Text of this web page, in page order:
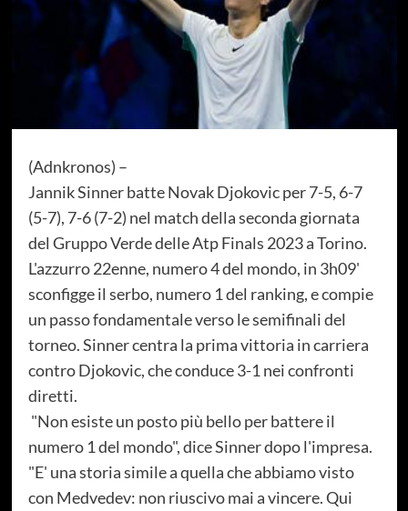
(Adnkronos) –
Jannik Sinner batte Novak Djokovic per 7-5, 6-7
(5-7), 7-6 (7-2) nel match della seconda giornata
del Gruppo Verde delle Atp Finals 2023 a Torino.
L'azzurro 22enne, numero 4 del mondo, in 3h09'
sconfigge il serbo, numero 1 del ranking, e compie
un passo fondamentale verso le semifinali del
torneo. Sinner centra la prima vittoria in carriera
contro Djokovic, che conduce 3-1 nei confronti
diretti.
"Non esiste un posto più bello per battere il
numero 1 del mondo", dice Sinner dopo l'impresa.
"E' una storia simile a quella che abbiamo visto
con Medvedev: non riuscivo mai a vincere. Qui